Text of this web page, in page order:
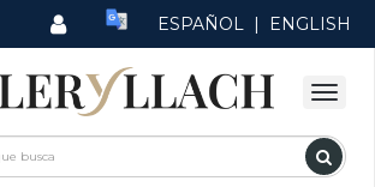
ESPAÑOL | ENGLISH